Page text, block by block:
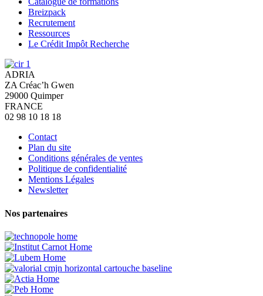
Breizpack
Recrutement
Ressources
Le Crédit Impôt Recherche
ADRIA
ZA Créac’h Gwen
29000 Quimper
FRANCE
02 98 10 18 18
Contact
Plan du site
Conditions générales de ventes
Politique de confidentialité
Mentions Légales
Newsletter
Nos partenaires